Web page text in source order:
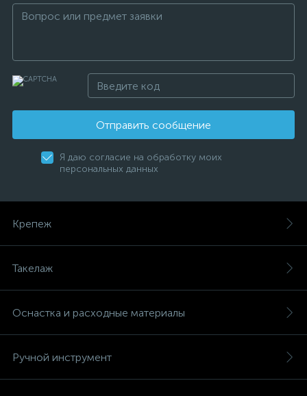
Отправить сообщение
Я даю согласие на обработку моих
персональных данных
Крепеж
Такелаж
Оснастка и расходные материалы
Ручной инструмент